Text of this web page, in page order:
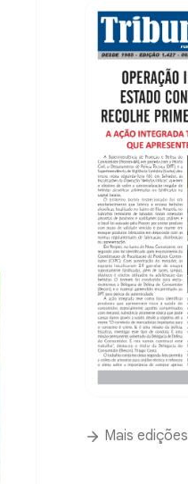
Mais edições